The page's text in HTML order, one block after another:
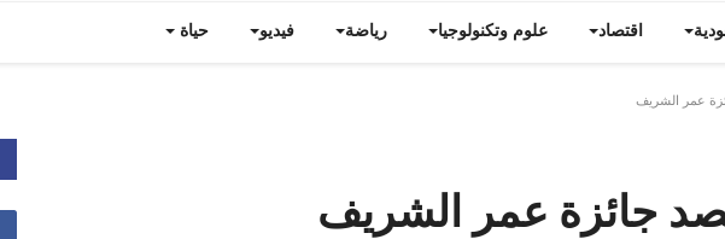
اقتصاد علوم وتكنولوجيا رياضة فيديو حياة
عمر الشريف
جائزة عمر الشريف